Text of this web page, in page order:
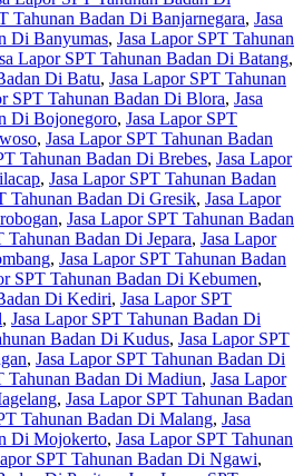
Tahunan Badan Di Banjarnegara, Jasa
Di Banyumas, Jasa Lapor SPT Tahunan
Lapor SPT Tahunan Badan Di Batang,
Di Batu, Jasa Lapor SPT Tahunan
SPT Tahunan Badan Di Blora, Jasa
Di Bojonegoro, Jasa Lapor SPT
, Jasa Lapor SPT Tahunan Badan
Tahunan Badan Di Brebes, Jasa Lapor
, Jasa Lapor SPT Tahunan Badan
Tahunan Badan Di Gresik, Jasa Lapor
, Jasa Lapor SPT Tahunan Badan
Tahunan Badan Di Jepara, Jasa Lapor
, Jasa Lapor SPT Tahunan Badan
SPT Tahunan Badan Di Kebumen,
Di Kediri, Jasa Lapor SPT
, Jasa Lapor SPT Tahunan Badan Di
Badan Di Kudus, Jasa Lapor SPT
, Jasa Lapor SPT Tahunan Badan Di
Tahunan Badan Di Madiun, Jasa Lapor
, Jasa Lapor SPT Tahunan Badan
Tahunan Badan Di Malang, Jasa
Di Mojokerto, Jasa Lapor SPT Tahunan
SPT Tahunan Badan Di Ngawi,